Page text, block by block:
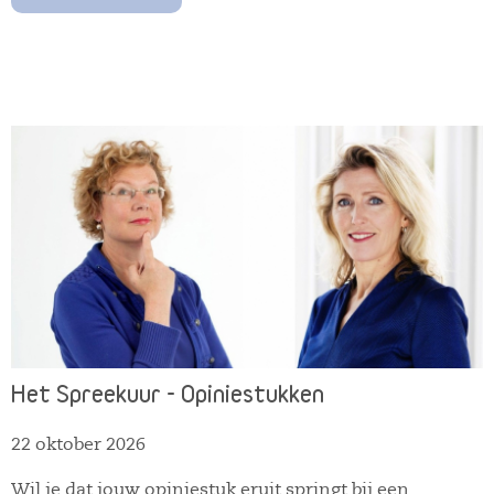
naar verhalen die relevant, bijzonder en toetsbaar
Kortom: neem gerust je eigen vragen en uitdagingen
upload, zorg ik dat ik je onderwerp in de voorbeelden
verwerk.
Het Spreekuur - Opiniestukken
22 oktober 2026
Wil je dat jouw opiniestuk eruit springt bij een